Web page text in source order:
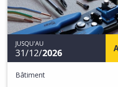
JUSQU'AU
31/12/2026
Bâtiment